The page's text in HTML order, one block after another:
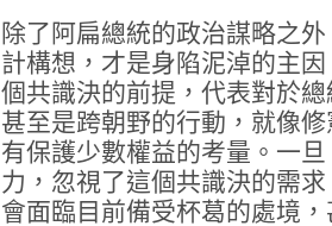
除了阿扁總統的政治謀略之
計構想，才是身陷泥淖的主
個共識決的前提，代表對於
甚至是跨朝野的行動，就像
有保護少數權益的考量。一
力，忽視了這個共識決的需
會面臨目前備受杯葛的處境